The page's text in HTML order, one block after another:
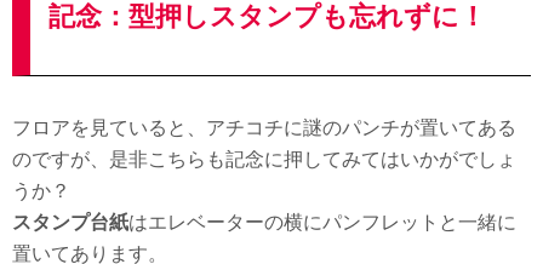
記念：型押しスタンプも忘れずに！
フロアを見ていると、アチコチに謎のパンチが置いてある
のですが、是非こちらも記念に押してみてはいかがでしょ
うか？
スタンプ台紙はエレベーターの横にパンフレットと一緒に
置いてあります。